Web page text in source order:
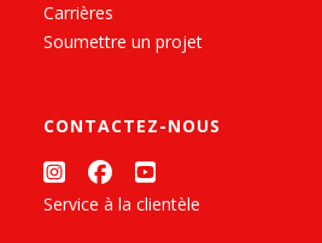
Carrières
Soumettre un projet
CONTACTEZ-NOUS
Service à la clientèle